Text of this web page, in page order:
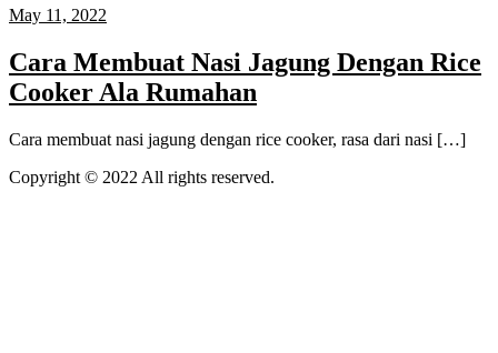
May 11, 2022
Cara Membuat Nasi Jagung Dengan Rice
Cooker Ala Rumahan
Cara membuat nasi jagung dengan rice cooker, rasa dari nasi […]
Copyright © 2022 All rights reserved.